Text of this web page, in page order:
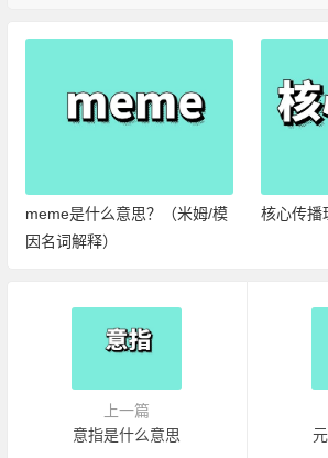
meme是什么意思？（米姆/模
因名词解释）
核心传播
上一篇
意指是什么意思